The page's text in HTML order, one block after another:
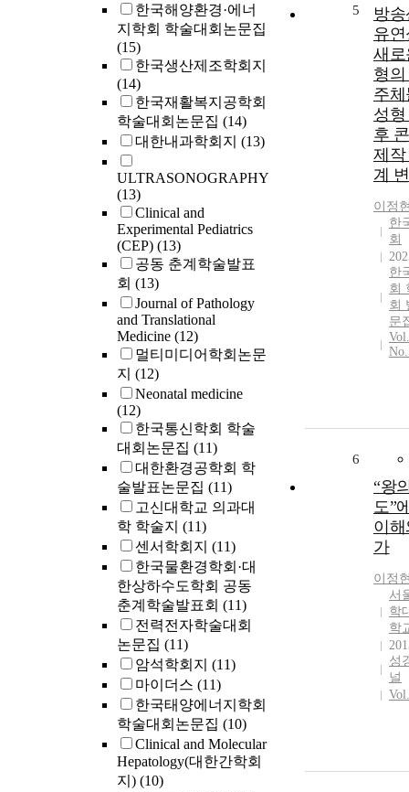
한국해양환경·에너
지학회 학술대회논문집
(15)
한국생산제조학회지
(14)
한국재활복지공학회
학술대회논문집 (14)
대한내과학회지 (13)
ULTRASONOGRAPHY
(13)
Clinical and
Experimental Pediatrics
(CEP) (13)
공동 춘계학술발표
회 (13)
Journal of Pathology
and Translational
Medicine (12)
멀티미디어학회논문
지 (12)
Neonatal medicine
(12)
한국통신학회 학술
대회논문집 (11)
대한환경공학회 학
술발표논문집 (11)
고신대학교 의과대
학 학술지 (11)
센서학회지 (11)
한국물환경학회·대
한상하수도학회 공동
춘계학술발표회 (11)
전력전자학술대회
논문집 (11)
암석학회지 (11)
마이더스 (11)
한국태양에너지학회
학술대회논문집 (10)
Clinical and Molecular
Hepatology(대한간학회
지) (10)
5
방
유
새로
형
주
성
후
제작
계
이정
한
회
한
회
회
문
6
“왕
도”
이
가
이정
서
학
학
성
널